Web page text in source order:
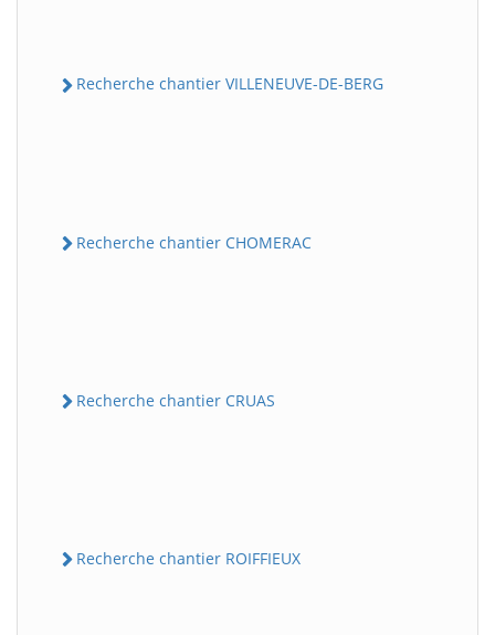
Recherche chantier VILLENEUVE-DE-BERG
Recherche chantier CHOMERAC
Recherche chantier CRUAS
Recherche chantier ROIFFIEUX